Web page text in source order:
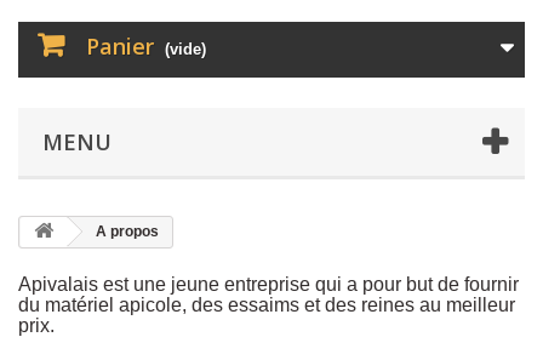
Panier (vide)
MENU
A propos
Apivalais est une jeune entreprise qui a pour but de fournir
du matériel apicole, des essaims et des reines au meilleur
prix.